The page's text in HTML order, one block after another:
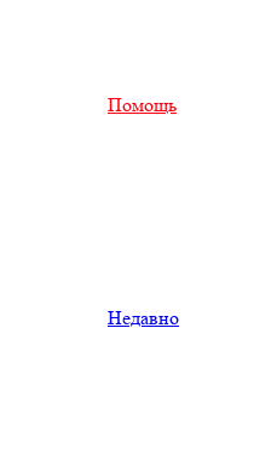
Помощь
Недавно